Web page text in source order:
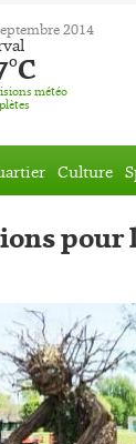
2014
météo
Culture
pour